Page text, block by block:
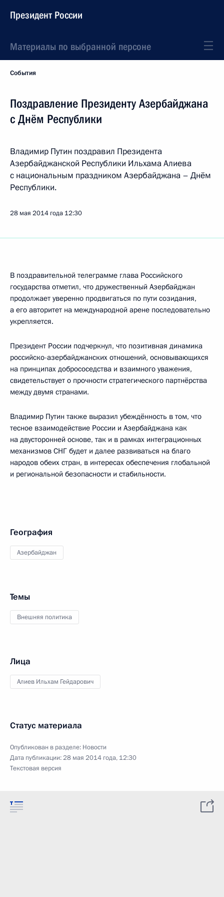
Президент России
Материалы по выбранной персоне
События
Поздравление Президенту Азербайджана
с Днём Республики
Владимир Путин поздравил Президента
Азербайджанской Республики Ильхама Алиева
с национальным праздником Азербайджана – Днём
Республики.
28 мая 2014 года 12:30
В поздравительной телеграмме глава Российского
государства отметил, что дружественный Азербайджан
продолжает уверенно продвигаться по пути созидания,
а его авторитет на международной арене последовательно
укрепляется.
Президент России подчеркнул, что позитивная динамика
российско-азербайджанских отношений, основывающихся
на принципах добрососедства и взаимного уважения,
свидетельствует о прочности стратегического партнёрства
между двумя странами.
Владимир Путин также выразил убеждённость в том, что
тесное взаимодействие России и Азербайджана как
на двусторонней основе, так и в рамках интеграционных
механизмов СНГ будет и далее развиваться на благо
народов обеих стран, в интересах обеспечения глобальной
и региональной безопасности и стабильности.
География
Азербайджан
Темы
Внешняя политика
Лица
Алиев Ильхам Гейдарович
Статус материала
Опубликован в разделе: Новости
Дата публикации:28 мая 2014 года, 12:30
Текстовая версия